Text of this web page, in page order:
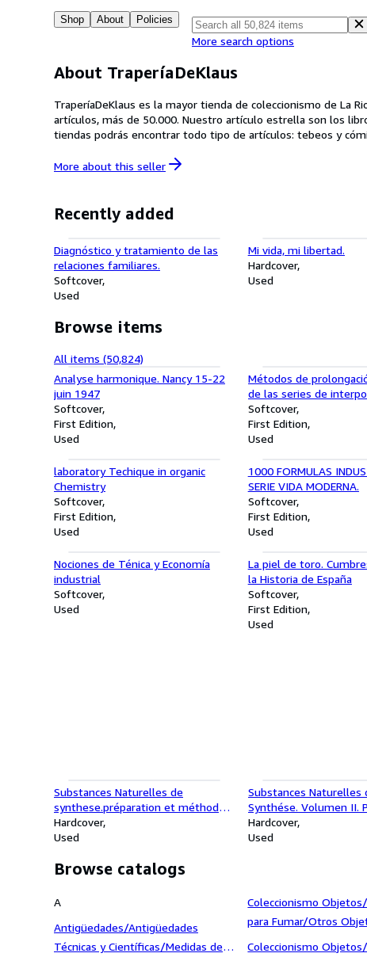
Shop About Policies
More search options
About TraperíaDeKlaus
TraperíaDeKlaus es la mayor tienda de coleccionismo de La
artículos, más de 50.000. Nuestro artículo estrella son los
tiendas podrás encontrar todo tipo de artículos: tebeos y
More about this seller
Recently added
Diagnóstico y tratamiento de las
relaciones familiares.
Softcover
Used
Mi vida, mi libertad.
Hardcover
Used
Browse items
All items (50,824)
Analyse harmonique. Nancy 15-22
juin 1947
Softcover
First Edition
Used
Métodos de
de las series de
Monografías de ciencia
Softcover
First Edition
Used
laboratory Techique in organic
Chemistry
Softcover
First Edition
Used
1000 FORMULAS
SERIE VIDA MODERNA.
Softcover
First Edition
Used
Nociones de Ténica y Economía
industrial
Softcover
Used
La piel de toro.
la Historia de España
Softcover
First Edition
Used
Substances Naturelles de
synthese.préparation et méthodes
de laboratoire. Volumn VII
Hardcover
Used
Substances Naturelles
Synthése. Volumen II.
et methodes de
Hardcover
Used
Browse catalogs
A
Antigüedades/Antigüedades
Técnicas y Científicas/Medidas de
Coleccionismo
para Fumar/Otros
Fumar
Coleccionismo